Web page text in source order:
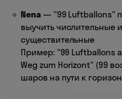
Nena — "99 Luftballons"
выучить числительные
существительные
Пример: "99 Luftballons
Weg zum Horizont" (99
шаров на пути к